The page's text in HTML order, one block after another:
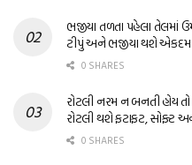
ભજીયા તળતા પહેલા તેલમાં
ટીપું અને ભજીયા થશે
0 SHARES
રોટલી નરમ ન બનતી હોય
રોટલી થશે ફટાફટ, સોફ્ટ
0 SHARES